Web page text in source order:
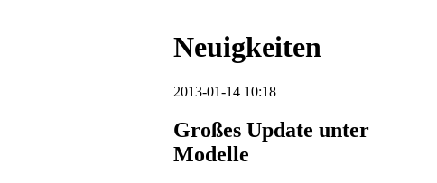
Neuigkeiten
2013-01-14 10:18
Großes Update unter
Modelle